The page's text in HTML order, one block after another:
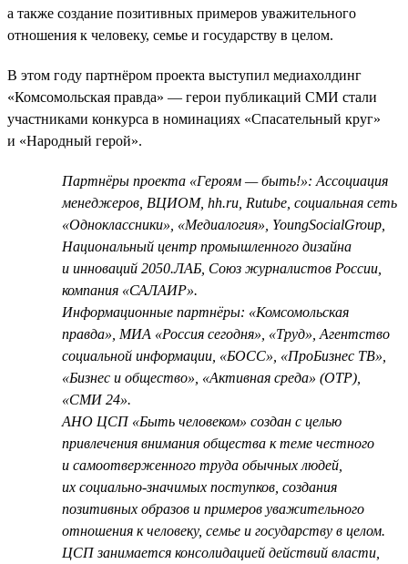
а также создание позитивных примеров уважительного
отношения к человеку, семье и государству в целом.
В этом году партнёром проекта выступил медиахолдинг
«Комсомольская правда» — герои публикаций СМИ стали
участниками конкурса в номинациях «Спасательный круг»
и «Народный герой».
Партнёры проекта «Героям — быть!»: Ассоциация
менеджеров, ВЦИОМ, hh.ru, Rutube, социальная сеть
«Одноклассники», «Медиалогия», YoungSocialGroup,
Национальный центр промышленного дизайна
и инноваций 2050.ЛАБ, Союз журналистов России,
компания «САЛАИР».
Информационные партнёры: «Комсомольская
правда», МИА «Россия сегодня», «Труд», Агентство
социальной информации, «БОСС», «ПроБизнес ТВ»,
«Бизнес и общество», «Активная среда» (ОТР),
«СМИ 24».
АНО ЦСП «Быть человеком» создан с целью
привлечения внимания общества к теме честного
и самоотверженного труда обычных людей,
их социально-значимых поступков, создания
позитивных образов и примеров уважительного
отношения к человеку, семье и государству в целом.
ЦСП занимается консолидацией действий власти,